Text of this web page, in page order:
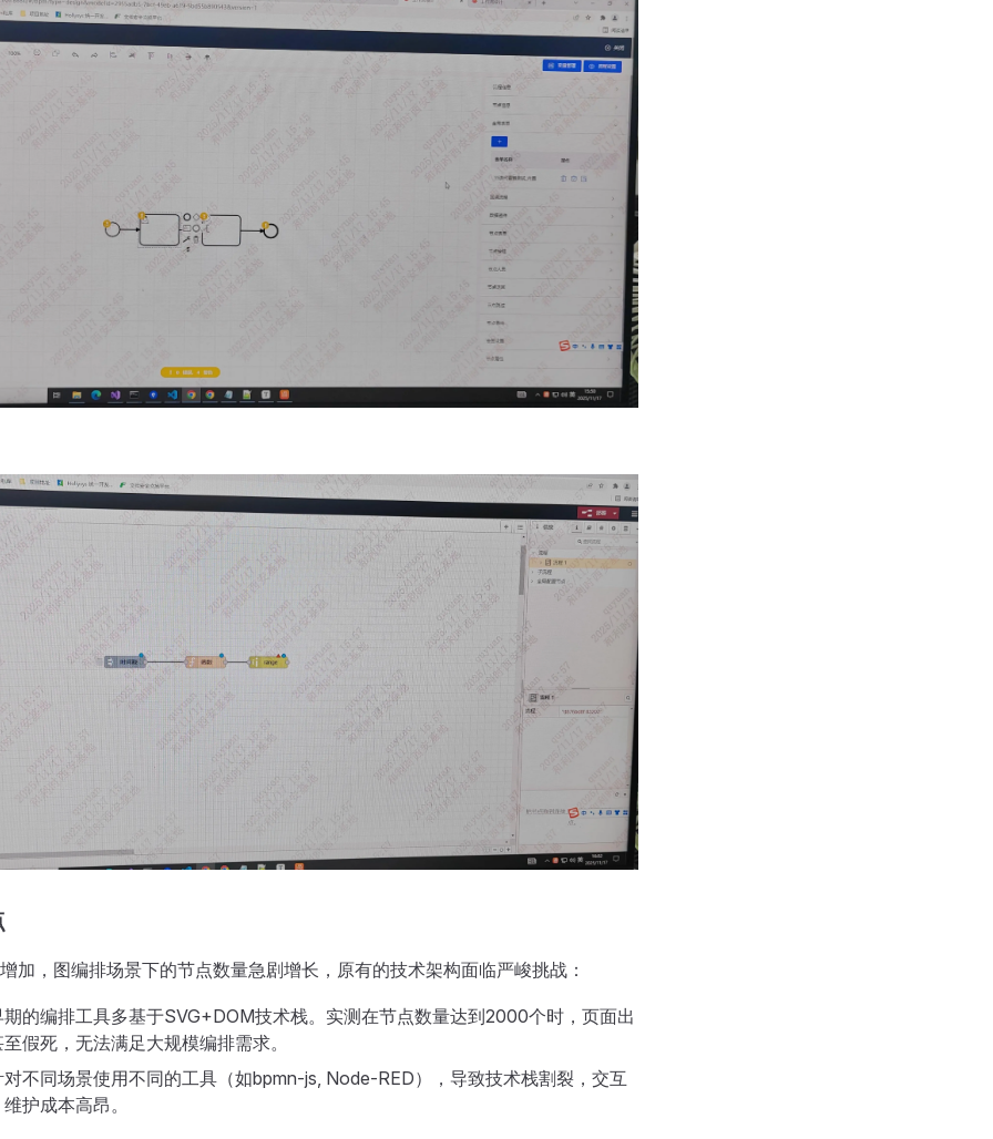
加，图编排场景下的节点数量急剧增长，原有的技术架构面临严峻挑战：
期的编排工具多基于SVG+DOM技术栈。实测在节点数量达到2000个时，页面出
假死，无法满足大规模编排需求。
对不同场景使用不同的工具（如bpmn-js, Node-RED），导致技术栈割裂，交互
护成本高昂。